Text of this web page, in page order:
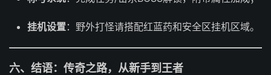
挂机设置：野外打怪请搭配红蓝药和安全区挂机区域。
六、结语：传奇之路，从新手到王者